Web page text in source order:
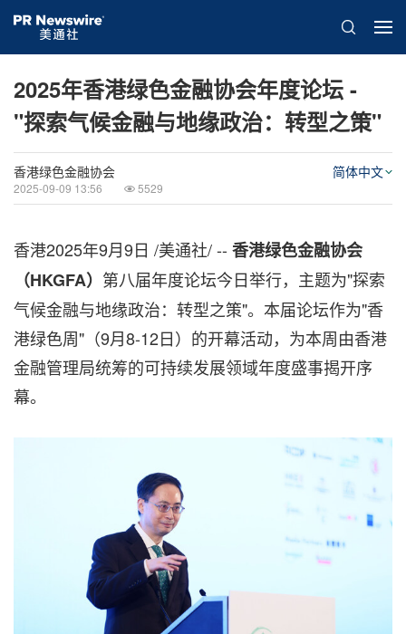
2025年香港绿色金融协会年度论坛 -
"探索气候金融与地缘政治：转型之策"
香港绿色金融协会
2025-09-09 13:56 5529
简体中文
香港2025年9月9日 /美通社/ -- 香港绿色金融协会
（HKGFA） 第八届年度论坛今日举行，主题为"探索
气候金融与地缘政治：转型之策"。本届论坛作为"香
港绿色周"（9月8-12日）的开幕活动，为本周由香港
金融管理局统筹的可持续发展领域年度盛事揭开序
幕。